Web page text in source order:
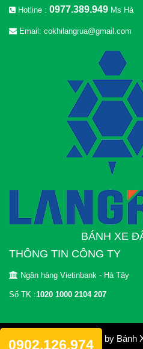
0902.126.974
Hotline : 0977.389.949 Ms Hà
Email: cokhilangrua@gmail.com
BÁNH XE
THÔNG TIN CÔNG TY
Ngân hàng Vietinbank - Hà Tây
Số TK :1020 1000 2104 207
© 2012 Copyright by Bánh